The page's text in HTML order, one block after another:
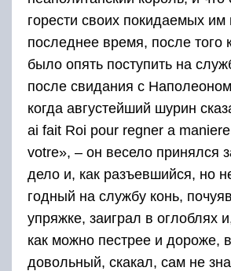
горести своих покидаемых
последнее время, после того
было опять поступить на
после свидания с
когда августейший шурин
ai fait Roi pour regner a
votre», – он весело принялся
дело и, как разъевшийся, но
годный на службу конь,
упряжке, заиграл в оглоблях
как можно пестрее и дороже,
довольный, скакал, сам не